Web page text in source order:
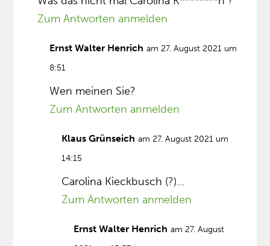
Zum Antworten anmelden
Ernst Walter Henrich am 27. August 2021 um
8:51
Wen meinen Sie?
Zum Antworten anmelden
Klaus Grünseich am 27. August 2021 um
14:15
Carolina Kieckbusch (?)…
Zum Antworten anmelden
Ernst Walter Henrich am 27. August